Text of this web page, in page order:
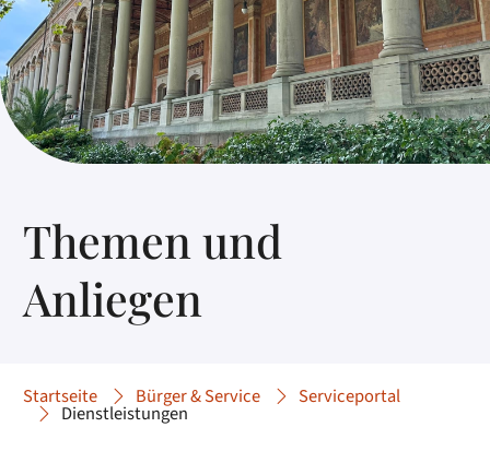
Themen und
Anliegen
Startseite Bürger & Service Serviceportal
Dienstleistungen